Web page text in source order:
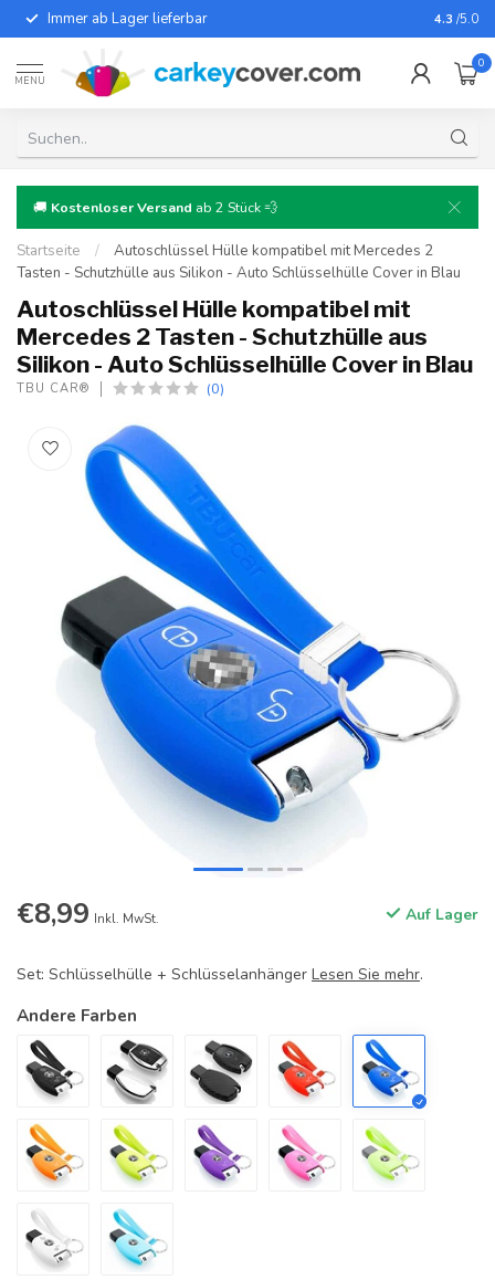
Immer ab Lager lieferbar Für fast
4.3 /5.0
MENU
0
🚚 Kostenloser Versand ab 2 Stück 💨
Startseite /
Autoschlüssel Hülle kompatibel mit Mercedes 2
Tasten - Schutzhülle aus Silikon - Auto Schlüsselhülle Cover in Blau
Autoschlüssel Hülle kompatibel mit
Mercedes 2 Tasten - Schutzhülle aus
Silikon - Auto Schlüsselhülle Cover in Blau
TBU CAR® (0)
€8,99 Inkl. MwSt. Auf Lager
Set: Schlüsselhülle + Schlüsselanhänger Lesen Sie mehr.
Andere Farben